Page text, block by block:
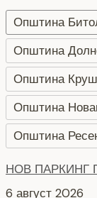
Општина
Општина
Општина
Општина
Општина
НОВ ПАРКИНГ
6 август 2026